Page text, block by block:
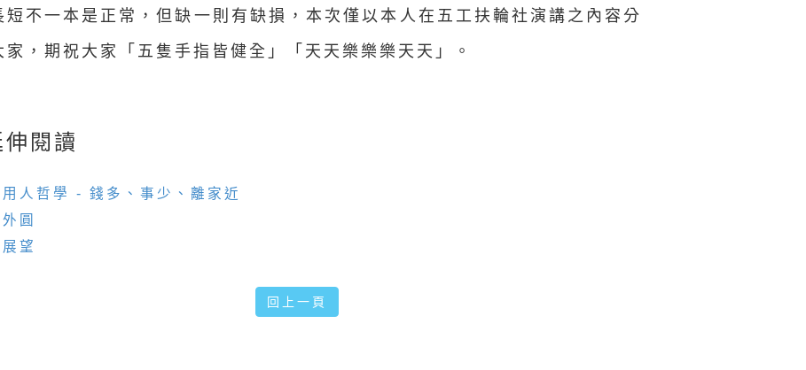
短不一本是正常，但缺一則有缺損，本次僅以本人在五工扶輪社演講之內容分
家，期祝大家「五隻手指皆健全」「天天樂樂樂天天」。
伸閱讀
用人哲學 - 錢多、事少、離家近
圓
望
回上一頁